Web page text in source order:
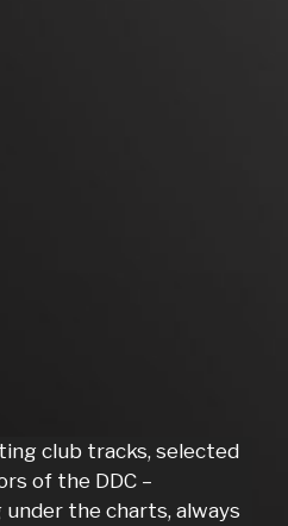
club tracks, selected
of the DDC –
the charts, always